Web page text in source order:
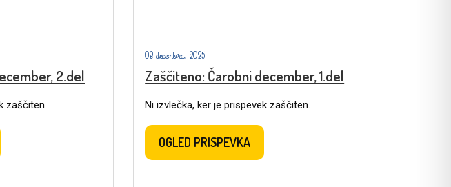
2.del
zaščiten.
08 decembra, 2025
Zaščiteno: Čarobni december, 1.del
Ni izvlečka, ker je prispevek zaščiten.
OGLED PRISPEVKA